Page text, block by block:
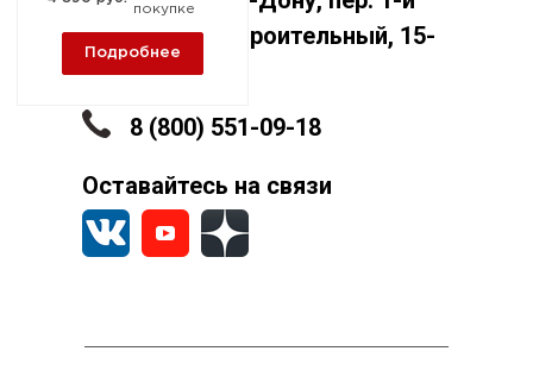
покупке
Подробнее
Машиностроительный, 15-
А
8 (800) 551-09-18
Оставайтесь на связи